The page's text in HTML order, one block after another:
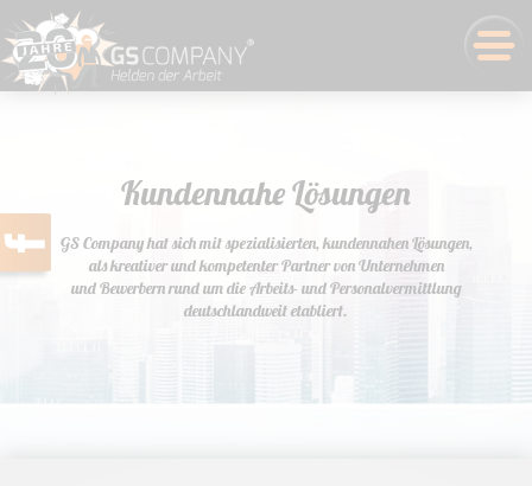
Kundennahe Lösungen
GS Company hat sich mit spezialisierten, kundennahen Lösungen,
als kreativer und kompetenter Partner von Unternehmen
und Bewerbern rund um die Arbeits- und Personalvermittlung
deutschlandweit etabliert.